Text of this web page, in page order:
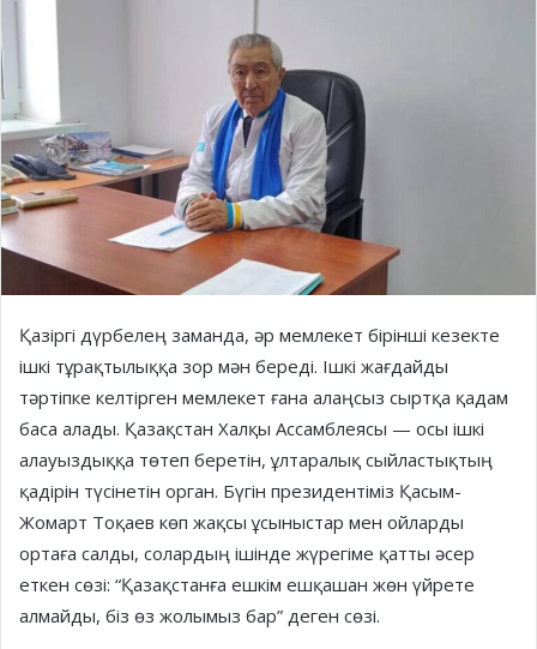
Қазіргі дүрбелең заманда, әр мемлекет бірінші кезекте
ішкі тұрақтылыққа зор мән береді. Ішкі жағдайды
тәртіпке келтірген мемлекет ғана алаңсыз сыртқа қадам
баса алады. Қазақстан Халқы Ассамблеясы — осы ішкі
алауыздыққа төтеп беретін, ұлтаралық сыйластықтың
қадірін түсінетін орган. Бүгін президентіміз Қасым-
Жомарт Тоқаев көп жақсы ұсыныстар мен ойларды
ортаға салды, солардың ішінде жүрегіме қатты әсер
еткен сөзі: “Қазақстанға ешкім ешқашан жөн үйрете
алмайды, біз өз жолымыз бар” деген сөзі.